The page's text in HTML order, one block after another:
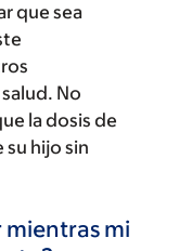
que sea
No
la dosis de
hijo sin
mientras mi